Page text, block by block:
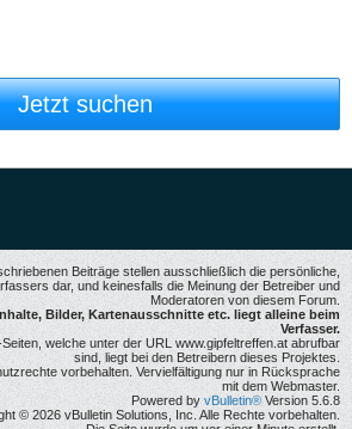
Jetzt suchen
Beiträge stellen ausschließlich die persönliche,
dar, und keinesfalls die Meinung der Betreiber und
Moderatoren von diesem Forum.
Bilder, Kartenausschnitte etc. liegt alleine beim
Verfasser.
welche unter der URL www.gipfeltreffen.at abrufbar
sind, liegt bei den Betreibern dieses Projektes.
vorbehalten. Vervielfältigung nur in Rücksprache
mit dem Webmaster.
Powered by vBulletin® Version 5.6.8
© 2026 vBulletin Solutions, Inc. Alle Rechte vorbehalten.